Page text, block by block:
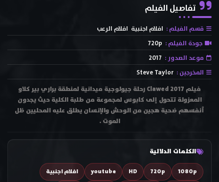
تفاصيل الفيلم
قسم الفيلم : افلام اجنبية افلام الرعب
جودة الفيلم : 720p
موعد الصدور : 2017
المخرجين : Steve Taylor
فيلم Clawed 2017 رحلة جيولوجية ميدانية لمنطقة براري بير كلاو
المعزولة تتحول إلى كابوس لمجموعة من طلبة الكلية حيث يجدون
أنفسهم ضحية هجين من الوحش والإنسان يطلق عليه المحليين ظل
الموت .
الكلمات الدلالية
1080p
720p
HD
youtube
افلام اجنبية